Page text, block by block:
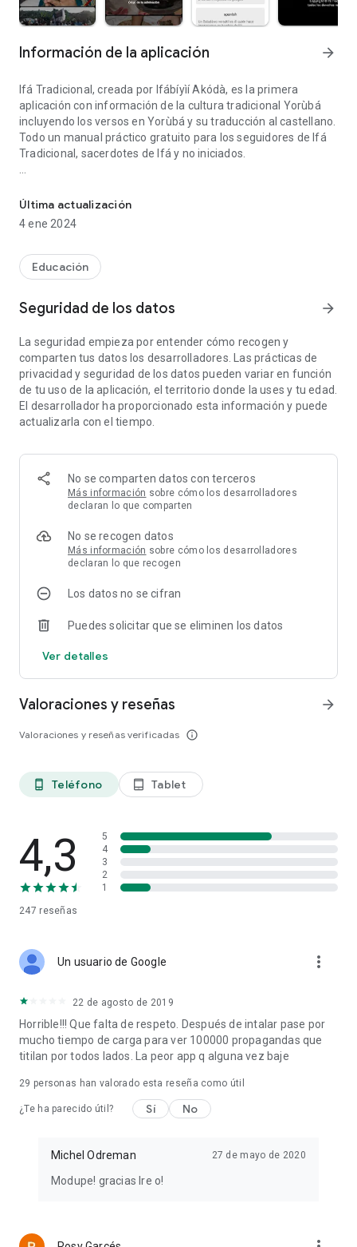
Información de la aplicación arrow_forward
Ifá Tradicional, creada por Ifábíyìí Akódà, es la primera
aplicación con información de la cultura tradicional Yorùbá
incluyendo los versos en Yorùbá y su traducción al castellano.
Todo un manual práctico gratuito para los seguidores de Ifá
Tradicional, sacerdotes de Ifá y no iniciados.
• Disponible en inglés y español
• Recetas de comidas típicas Yorùbá
• Nombres de Ifá, femeninos, masculinos y unisex
• Recomendaciones para seguidores de Ifá no iniciados
• Propiciación de Esu, Egungun y Orunmila
• Diferentes tipos de medicinas tradicionales
• Cómo iniciar el aprendizaje en Ifá
• Calendario Yorùbá con contenido Offline
Si quieres profundizar más tus conocimientos de Ifá,
Odù.
Àború àboyè àbosíse o!
Última actualización
4 ene 2024
Educación
Seguridad de los datos arrow_forward
La seguridad empieza por entender cómo recogen y
comparten tus datos los desarrolladores. Las prácticas de
privacidad y seguridad de los datos pueden variar en función
de tu uso de la aplicación, el territorio donde la uses y tu edad.
El desarrollador ha proporcionado esta información y puede
actualizarla con el tiempo.
No se comparten datos con terceros
Más información sobre cómo los desarrolladores
declaran lo que comparten
No se recogen datos
Más información sobre cómo los desarrolladores
declaran lo que recogen
Los datos no se cifran
Puedes solicitar que se eliminen los datos
Ver detalles
Valoraciones y reseñas
Valoraciones y reseñas verificadas info_outline
arrow_forward
phone_android Teléfono tablet_android Tablet
4,3
247 reseñas
5
4
3
2
1
Un usuario de Google more_vert
22 de agosto de 2019
Horrible!!! Que falta de respeto. Después de intalar pase por
mucho tiempo de carga para ver 100000 propagandas que
titilan por todos lados. La peor app q alguna vez baje
29 personas han valorado esta reseña como útil
¿Te ha parecido útil? Sí No
Michel Odreman 27 de mayo de 2020
Modupe! gracias Ire o!